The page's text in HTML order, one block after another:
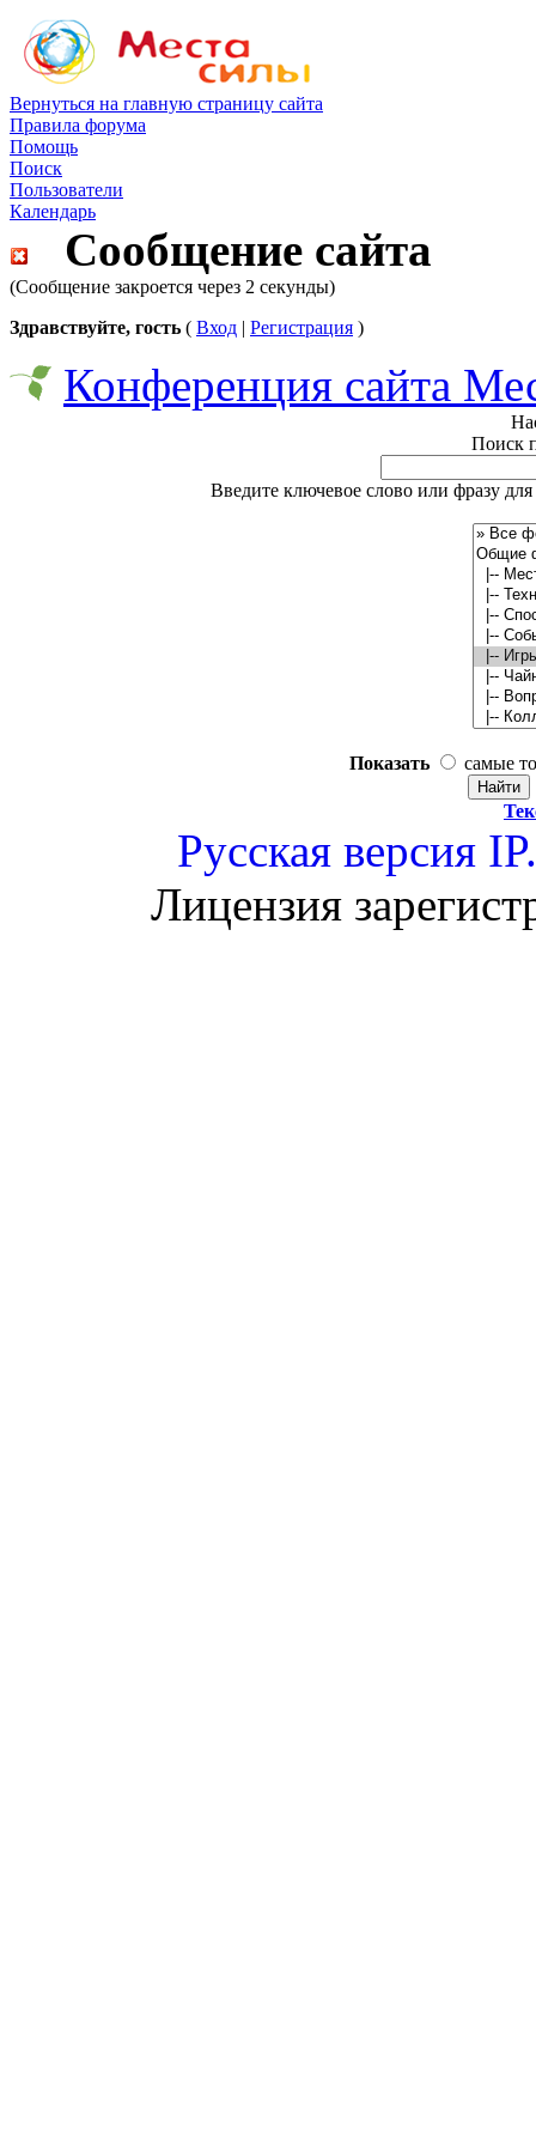
Вернуться на главную страницу сайта
Правила форума
Помощь
Поиск
Пользователи
Календарь
Сообщение сайта
(Сообщение закроется через 2 секунды)
Здравствуйте, гость ( Вход | Регистрация )
Конференция сайта
Поиск
Введите ключевое слово или фразу
Показать самые
Русская версия
Лицензия